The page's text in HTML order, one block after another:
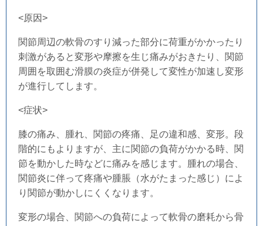
<原因>
関節周辺の軟骨のすり減った部分に荷重がかかったり
刺激があると変形や摩擦を生じ痛みがおきたり、関節
周囲を取囲む滑膜の炎症が併発して変性が加速し変形
が進行してします。
<症状>
膝の痛み、腫れ、関節の疼痛、足の違和感、変形。段
階的にもよりますが、主に関節の負荷がかかる時、関
節を動かした時などに痛みを感じます。腫れの場合、
関節炎に伴って疼痛や腫脹（水がたまった感じ）によ
り関節が動かしにくくなります。
変形の場合、関節への負荷によって軟骨の磨耗から骨